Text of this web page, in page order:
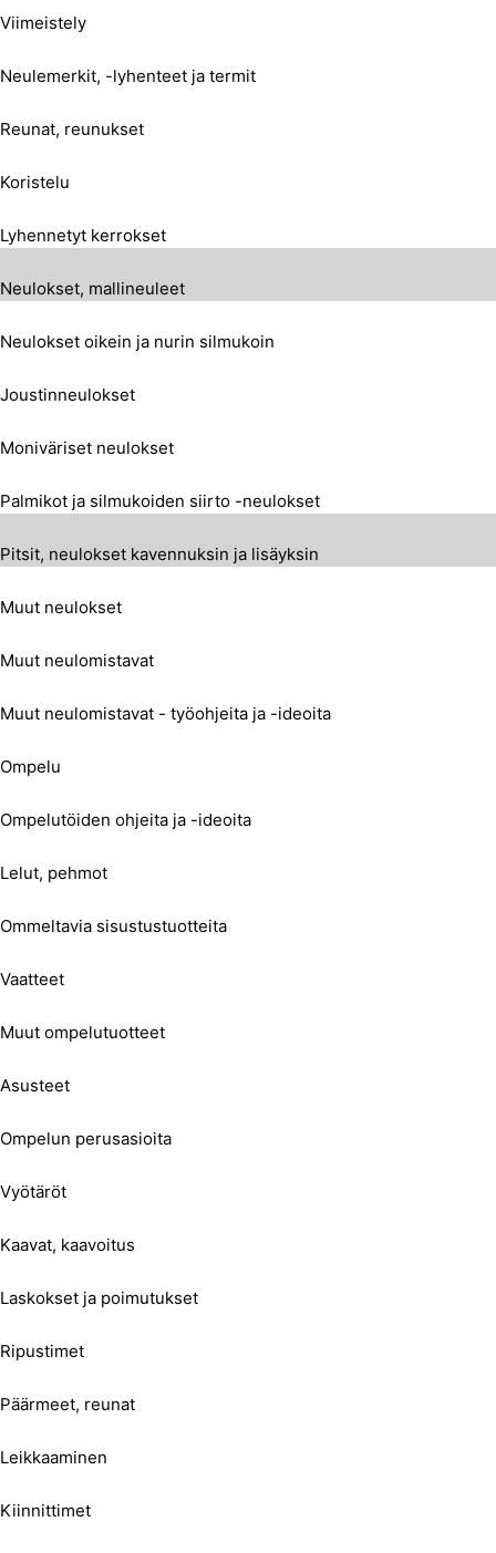
Viimeistely
Neulemerkit, -lyhenteet ja termit
Reunat, reunukset
Koristelu
Lyhennetyt kerrokset
Neulokset, mallineuleet
Neulokset oikein ja nurin silmukoin
Joustinneulokset
Moniväriset neulokset
Palmikot ja silmukoiden siirto -neulokset
Pitsit, neulokset kavennuksin ja lisäyksin
Muut neulokset
Muut neulomistavat
Muut neulomistavat - työohjeita ja -ideoita
Ompelu
Ompelutöiden ohjeita ja -ideoita
Lelut, pehmot
Ommeltavia sisustustuotteita
Vaatteet
Muut ompelutuotteet
Asusteet
Ompelun perusasioita
Vyötäröt
Kaavat, kaavoitus
Laskokset ja poimutukset
Ripustimet
Päärmeet, reunat
Leikkaaminen
Kiinnittimet